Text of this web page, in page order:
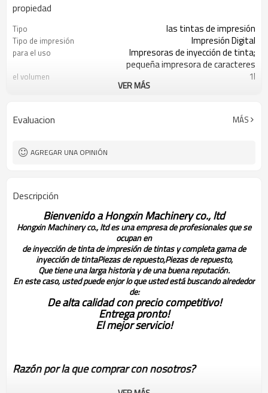
propiedad
Tipo las tintas de impresión
Tipo de impresión Impresión Digital
para el uso
Impresoras de inyección de tinta;
pequeña impresora de caracteres
el volumen 1l
/t t; la unión occidental
términos de envío fob guangzhou
VER MÁS
Evaluacion MÁS
AGREGAR UNA OPINIÓN
Descripción
Bienvenido a Hongxin Machinery co., ltd
Hongxin Machinery co., ltd es una empresa de profesionales que se
ocupan en
de inyección de tinta de impresión de tintas y completa gama de
inyección de tintaPiezas de repuesto,Piezas de repuesto,
Que tiene una larga historia y de una buena reputación.
En este caso, usted puede enjor lo que usted está buscando alrededor
de:
De alta calidad con precio competitivo!
Entrega pronto!
El mejor servicio!
Razón por la que comprar con nosotros?